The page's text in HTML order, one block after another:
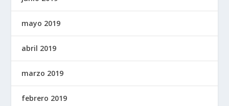
mayo 2019
abril 2019
marzo 2019
febrero 2019